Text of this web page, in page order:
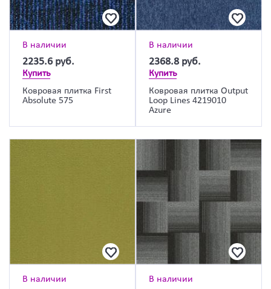
В наличии
2235.6 руб.
Купить
Ковровая плитка First
Absolute 575
В наличии
2368.8 руб.
Купить
Ковровая плитка Output
Loop Lines 4219010
Azure
В наличии В наличии